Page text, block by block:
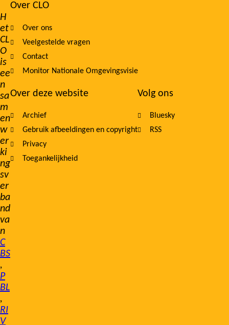
H
et
CL
O
is
ee
n
sa
m
en
w
er
ki
ng
sv
er
ba
nd
va
n
C
BS
,
P
BL
,
RI
V
Footer
navigation
Over CLO
Over ons
Veelgestelde vragen
Contact
Monitor Nationale Omgevingsvisie
Over deze website
Archief
Gebruik afbeeldingen en copyright
Privacy
Toegankelijkheid
Volg ons
Bluesky
RSS